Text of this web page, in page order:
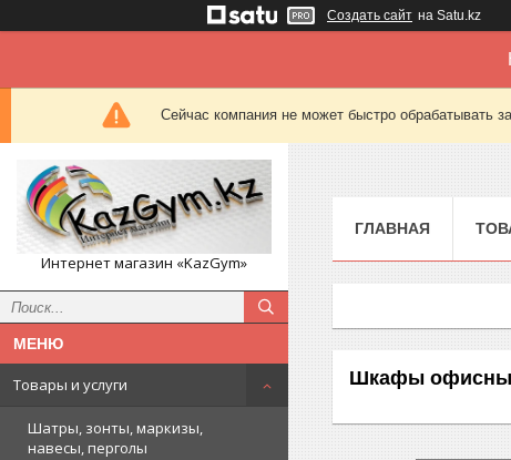
Создать сайт на Satu.kz
Сейчас компания не может быстро обрабатывать
Интернет магазин «KazGym»
Товары и услуги
Шатры, зонты, маркизы,
навесы, перголы
ГЛАВНАЯ
Шкафы